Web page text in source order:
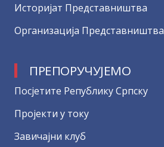
Историјат Представништва
Организација Представништва
ПРЕПОРУЧУЈЕМО
Посјетите Републику Српску
Пројекти у току
Завичајни клуб